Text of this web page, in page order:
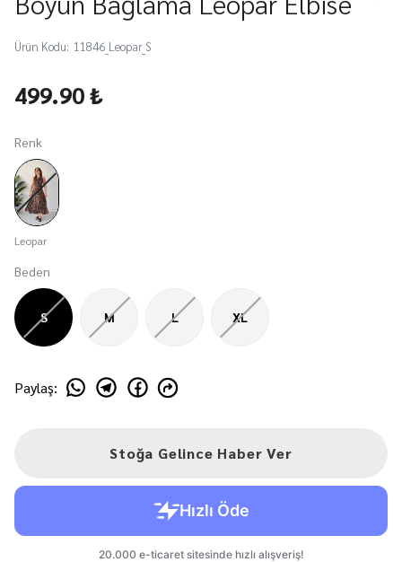
Ürün Kodu: 11846_Leopar_S
499.90 ₺
Renk
Leopar
Beden
S M L XL
Paylaş:
Stoğa Gelince Haber Ver